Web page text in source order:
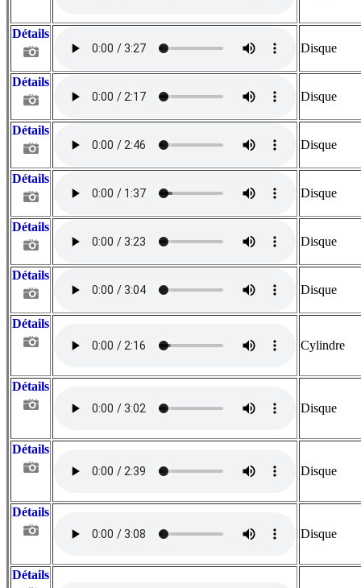
Détails
Disque
Détails
Disque
Détails
Disque
Détails
Disque
Détails
Disque
Détails
Disque
Détails
Cylindre
Détails
Disque
Détails
Disque
Détails
Disque
Détails